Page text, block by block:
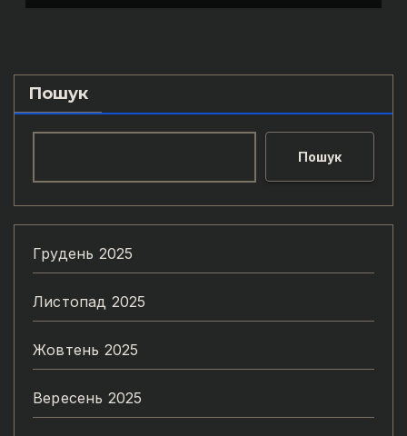
Пошук
Пошук
Грудень 2025
Листопад 2025
Жовтень 2025
Вересень 2025